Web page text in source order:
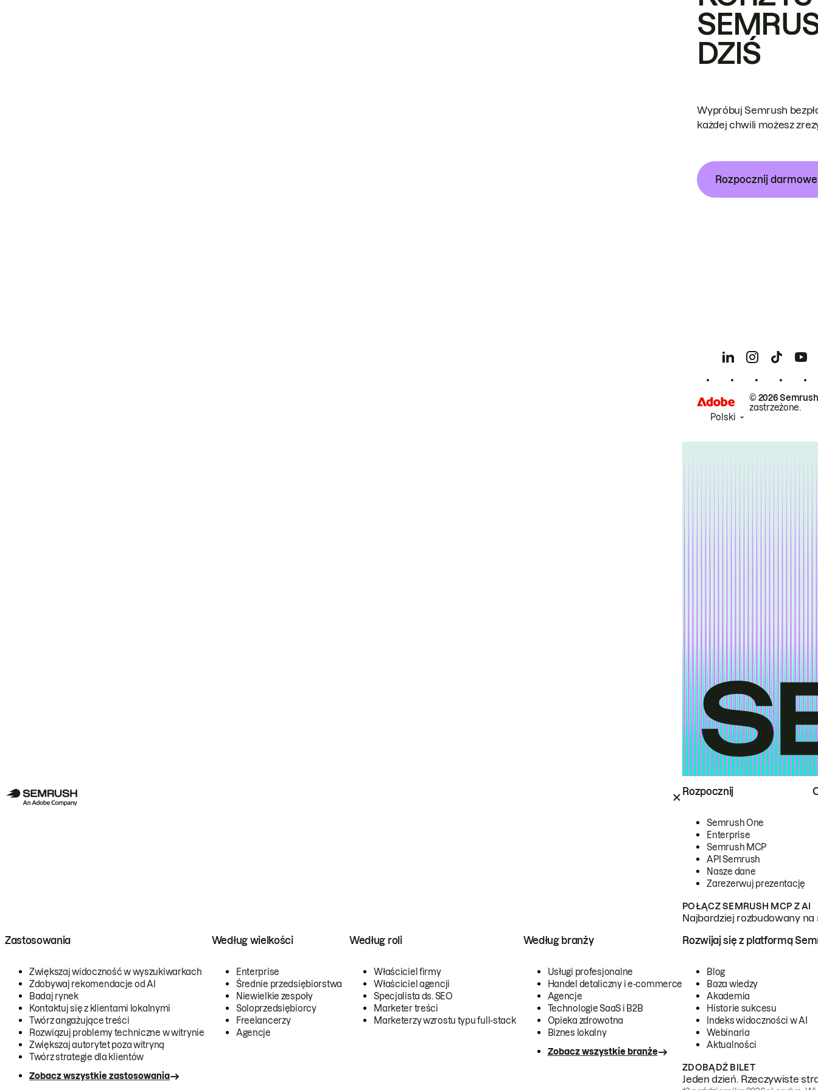
Rozpocznij
Semrush One
Enterprise
Semrush MCP
API Semrush
Nasze dane
Zarezerwuj prezentację
POŁĄCZ SEMRUSH MCP Z AI
Najbardziej rozbudowany
Zastosowania
Zwiększaj widoczność w wyszukiwarkach
Zdobywaj rekomendacje od AI
Badaj rynek
Kontaktuj się z klientami lokalnymi
Twórz angażujące treści
Rozwiązuj problemy techniczne w witrynie
Zwiększaj autorytet poza witryną
Twórz strategie dla klientów
Zobacz wszystkie zastosowania
Według wielkości
Enterprise
Średnie przedsiębiorstwa
Niewielkie zespoły
Soloprzedsiębiorcy
Freelancerzy
Agencje
Według roli
Właściciel firmy
Właściciel agencji
Specjalista ds. SEO
Marketer treści
Marketerzy wzrostu typu full-stack
Według branży
Usługi profesjonalne
Handel detaliczny i e-commerce
Agencje
Technologie SaaS i B2B
Opieka zdrowotna
Biznes lokalny
Zobacz wszystkie branże
Rozwijaj się z platformą
Blog
Baza wiedzy
Akademia
Historie sukcesu
Indeks widoczności w AI
Webinaria
Aktualności
ZDOBĄDŹ BILET
Jeden dzień. Rzeczywiste
DZIŚ
Wypróbuj Semrush
każdej chwili możesz
Rozpocznij
© 2026
zastrzeżone.
Polski